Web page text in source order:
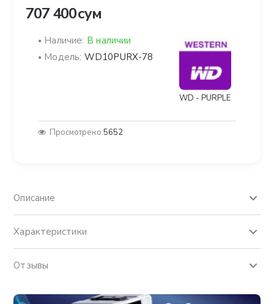
707 400 сум
Наличие: В наличии
Модель: WD10PURX-78
WD - PURPLE
Просмотрено:5652
Описание
Характеристики
Отзывы